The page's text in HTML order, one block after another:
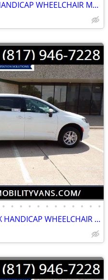
22 CHRYSLER VOYAGER LX HANDICAP WHEELCHAIR MANUAL RAMP VAN PACIFICA
• • • • • • • • • • • •
2023 CHRYSLER VOYAGER LX HANDICAP WHEELCHAIR REAR ENTRY RAMP VAN